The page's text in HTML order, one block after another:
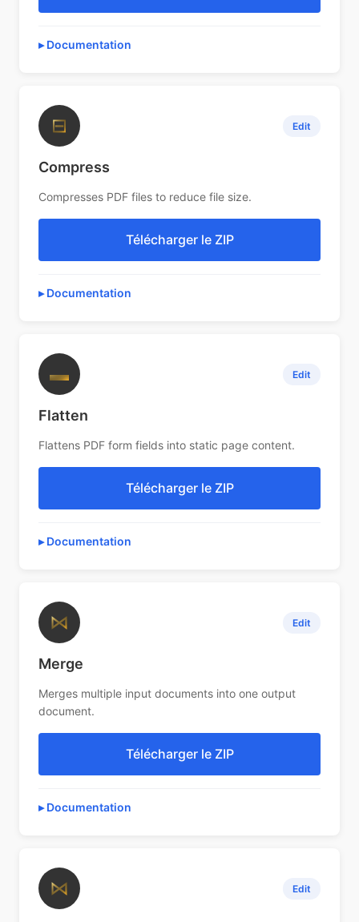
Documentation
⊟ Edit
Compress
Compresses PDF files to reduce file size.
Télécharger le ZIP
Documentation
▬ Edit
Flatten
Flattens PDF form fields into static page content.
Télécharger le ZIP
Documentation
⋈ Edit
Merge
Merges multiple input documents into one output
document.
Télécharger le ZIP
Documentation
⋈ Edit